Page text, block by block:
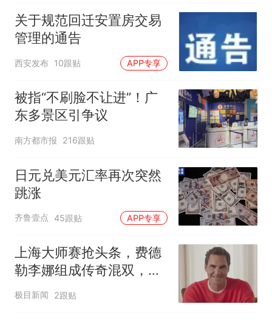
关于规范回迁安置房交易
管理的通告
西安发布 10跟贴 APP专享
被指“不刷脸不让进”！广
东多景区引争议
南方都市报 216跟贴
日元兑美元汇率再次突然
跳涨
齐鲁壹点 45跟贴 APP专享
上海大师赛抢头条，费德
勒李娜组成传奇混双，将
对决“前世界第一”兄妹
极目新闻 2跟贴